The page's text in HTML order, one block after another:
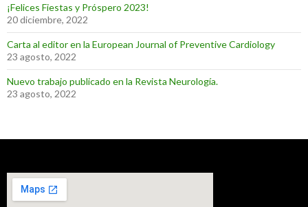
¡Felices Fiestas y Próspero 2023!
20 diciembre, 2022
Carta al editor en la European Journal of Preventive Cardiology
23 agosto, 2022
Nuevo trabajo publicado en la Revista Neurología.
23 agosto, 2022